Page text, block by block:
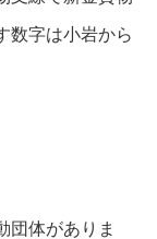
数字は小岩から
団体がありま